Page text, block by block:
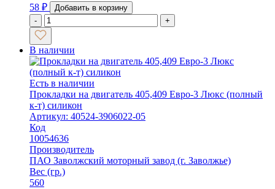
58 ₽
Добавить в корзину
-
+
В наличии
Есть в наличии
Прокладки на двигатель 405,409 Евро-3 Люкс (полный
к-т) силикон
Артикул: 40524-3906022-05
Код
10054636
Производитель
ПАО Заволжский моторный завод (г. Заволжье)
Вес (гр.)
560